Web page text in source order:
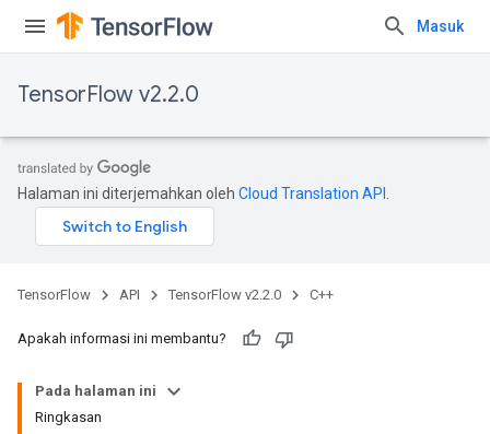
Masuk
TensorFlow v2.2.0
Halaman ini diterjemahkan oleh Cloud Translation API
TensorFlow API TensorFlow v2.2.0 C++
Apakah informasi ini membantu?
Pada halaman ini
Ringkasan